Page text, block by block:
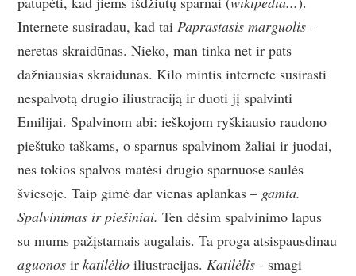
Internete susiradau, kad taiPaprastasis marguolis –
neretas skraidūnas. Nieko, man tinka net ir pats
dažniausias skraidūnas. Kilo mintis internete susirasti
nespalvotą drugio iliustraciją ir duoti jį spalvinti
Emilijai. Spalvinom abi: ieškojom ryškiausio raudono
pieštuko taškams, o sparnus spalvinom žaliai ir juodai,
nes tokios spalvos matėsi drugio sparnuose saulės
šviesoje. Taip gimė dar vienas aplankas – gamta.
Spalvinimas ir piešiniai.Ten dėsim spalvinimo lapus
su mums pažįstamais augalais. Ta proga atsispausdinau
aguonos irkatilėlio iliustracijas.Katilėlis - smagi